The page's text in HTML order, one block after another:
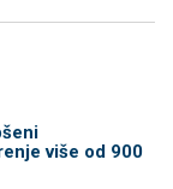
više od 900